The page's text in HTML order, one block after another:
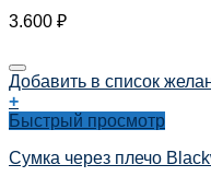
3.600 ₽
Добавить в список
+
Быстрый просмотр
Сумка через плечо